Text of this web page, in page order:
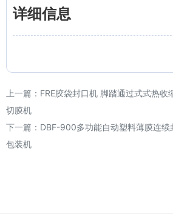
详细信息
上一篇： FRE胶袋封口机 脚踏通过式式热
切膜机
下一篇： DBF-900多功能自动塑料薄膜连续
包装机